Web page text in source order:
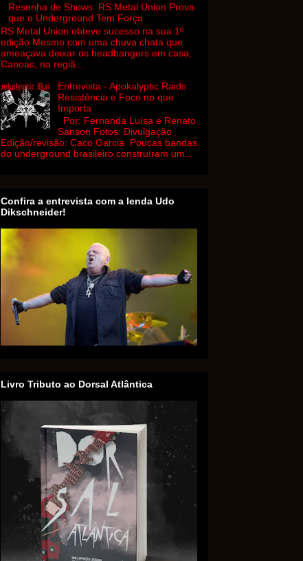
Resenha de Shows: RS Metal Union Prova
que o Underground Tem Força
RS Metal Union obteve sucesso na sua 1º
edição Mesmo com uma chuva chata que
ameaçava deixar os headbangers em casa,
Canoas, na regiã...
Entrevista - Apokalyptic Raids :
Resistência e Foco no que
Importa
Por: Fernanda Luísa e Renato
Sanson Fotos: Divulgação
Edição/revisão: Caco Garcia Poucas bandas
do underground brasileiro construíram um...
Confira a entrevista com a lenda Udo
Dikschneider!
Livro Tributo ao Dorsal Atlântica